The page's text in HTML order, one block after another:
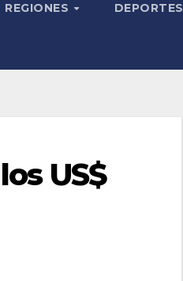
REGIONES DEPORTES
US$